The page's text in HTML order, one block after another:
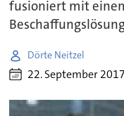
fusioniert mit
Dörte Neitzel
22. September 2017